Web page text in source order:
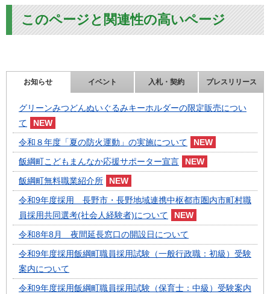
このページと関連性の高いページ
お知らせ イベント 入札・契約 プレスリリース
グリーンみつどんぬいぐるみキーホルダーの限定販売につい
て
令和８年度「夏の防火運動」の実施について
飯綱町こどもまんなか応援サポーター宣言
飯綱町無料職業紹介所
令和9年度採用 長野市・長野地域連携中枢都市圏内市町村職
員採用共同選考(社会人経験者)について
令和8年8月 夜間延長窓口の開設日について
令和9年度採用飯綱町職員採用試験（一般行政職：初級）受験
案内について
令和9年度採用飯綱町職員採用試験（保育士：中級）受験案内